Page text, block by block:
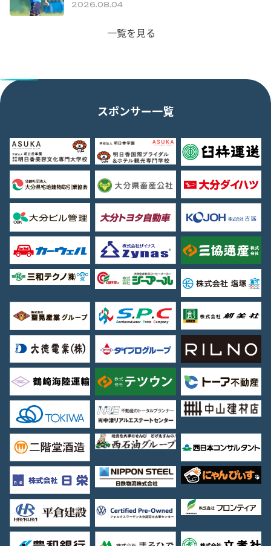
2026.08.04
一覧を見る
スポンサー一覧